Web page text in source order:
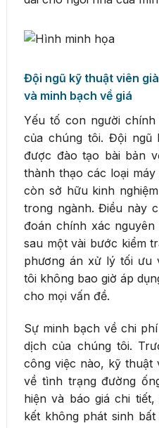
Đội ngũ kỹ thuật viên
và minh bạch về giá
Yếu tố con người
của chúng tôi. Đội ngũ
được đào tạo bài bản
thành thạo các loại
còn sở hữu kinh
trong ngành. Điều này
đoán chính xác
sau một vài bước kiểm
phương án xử lý tối ưu
tôi không bao giờ áp
cho mọi vấn đề.
Sự minh bạch về chi
dịch của chúng tôi.
công việc nào, kỹ thuật
về tình trạng đường
hiện và báo giá chi
kết không phát sinh